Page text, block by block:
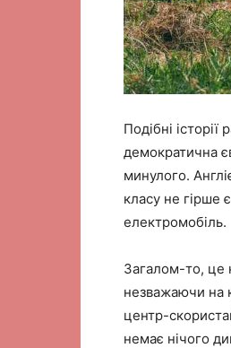
Подібні
демократична
минулого.
класу не гірше
електромобіль.
Загалом-то, це
незважаючи на
центр-
немає нічого